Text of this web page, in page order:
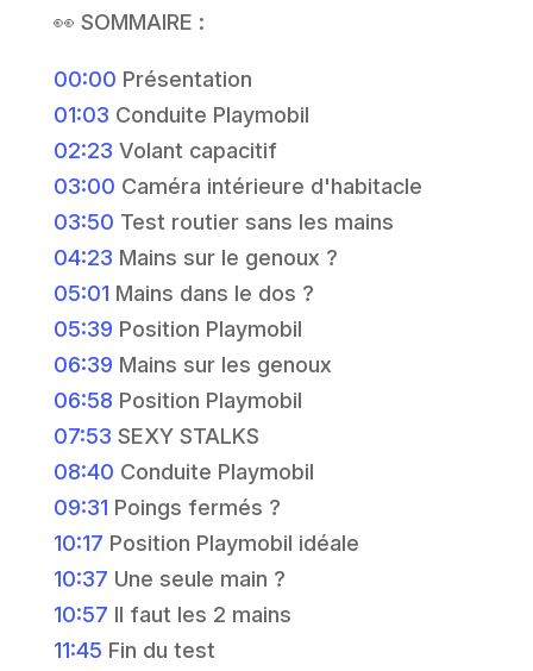
👀 SOMMAIRE :
00:00 Présentation
01:03 Conduite Playmobil
02:23 Volant capacitif
03:00 Caméra intérieure d'habitacle
03:50 Test routier sans les mains
04:23 Mains sur le genoux ?
05:01 Mains dans le dos ?
05:39 Position Playmobil
06:39 Mains sur les genoux
06:58 Position Playmobil
07:53 SEXY STALKS
08:40 Conduite Playmobil
09:31 Poings fermés ?
10:17 Position Playmobil idéale
10:37 Une seule main ?
10:57 Il faut les 2 mains
11:45 Fin du test